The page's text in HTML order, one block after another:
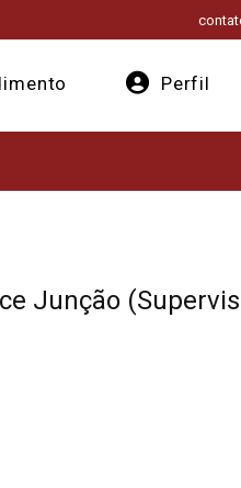
Perfil
Junção